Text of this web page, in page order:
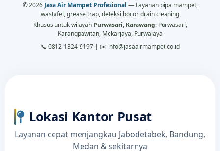
© 2026 Jasa Air Mampet Profesional — Layanan pipa mampet,
wastafel, grease trap, deteksi bocor, drain cleaning
Khusus untuk wilayah Purwasari, Karawang: Purwasari,
Karangpawitan, Mekarjaya, Purwajaya
📞 0812-1324-9197 | ✉️ info@jasaairmampet.co.id
Lokasi Kantor Pusat
Layanan cepat menjangkau Jabodetabek, Bandung,
Medan & sekitarnya